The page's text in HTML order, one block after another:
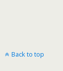
Back to top